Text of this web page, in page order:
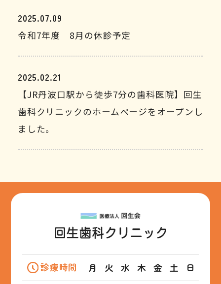
2025.07.09
令和7年度 8月の休診予定
2025.02.21
【JR丹波口駅から徒歩7分の歯科医院】回生
歯科クリニックのホームページをオープンし
ました。
診療時間 月 火 水 木 金 土
日